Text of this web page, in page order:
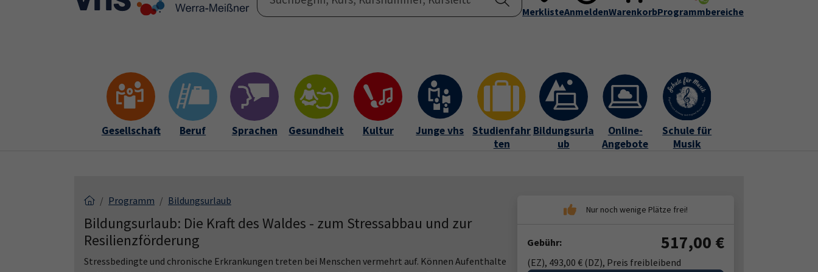
Skip to main content
Skip to page footer Startseite Über uns Submenu for "Über uns"
Informationen Submenu for "Informationen"
FAQ Kontakt
MerklisteAnmeldenWarenkorbProgrammbereiche
Gesellschaft Beruf Sprachen Gesundheit Kultur Junge vhs
Studienfahr
ten
Bildungsurla
ub
Online-
Angebote
Schule für
Musik
Programm Bildungsurlaub
Bildungsurlaub: Die Kraft des Waldes - zum Stressabbau und zur
Resilienzförderung
Stressbedingte und chronische Erkrankungen treten bei Menschen vermehrt auf. Können Aufenthalte
Gebühr: 517,00 €
(EZ), 493,00 € (DZ), Preis freibleibend